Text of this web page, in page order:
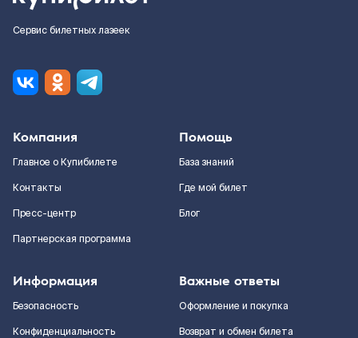
Сервис билетных лазеек
Компания
Главное о Купибилете
Контакты
Пресс-центр
Партнерская программа
Помощь
База знаний
Где мой билет
Блог
Информация
Безопасность
Конфиденциальность
Важные ответы
Оформление и покупка
Возврат и обмен билета